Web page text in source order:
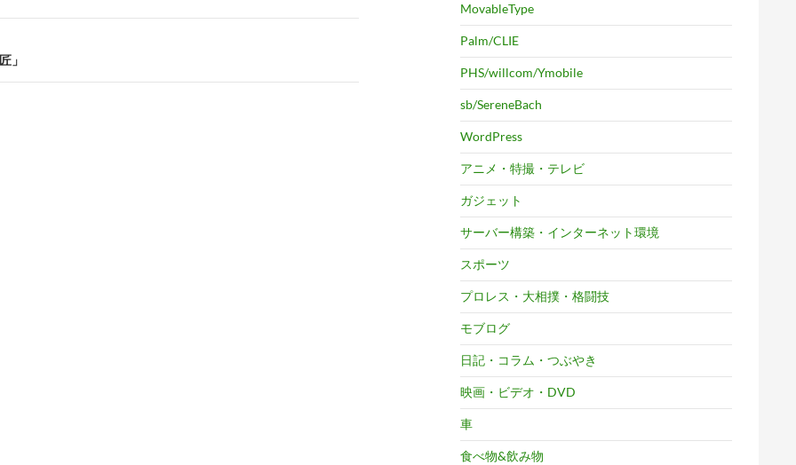
」
MovableType
Palm/CLIE
PHS/willcom/Ymobile
sb/SereneBach
WordPress
アニメ・特撮・テレビ
ガジェット
サーバー構築・インターネット環境
スポーツ
プロレス・大相撲・格闘技
モブログ
日記・コラム・つぶやき
映画・ビデオ・DVD
車
食べ物&飲み物